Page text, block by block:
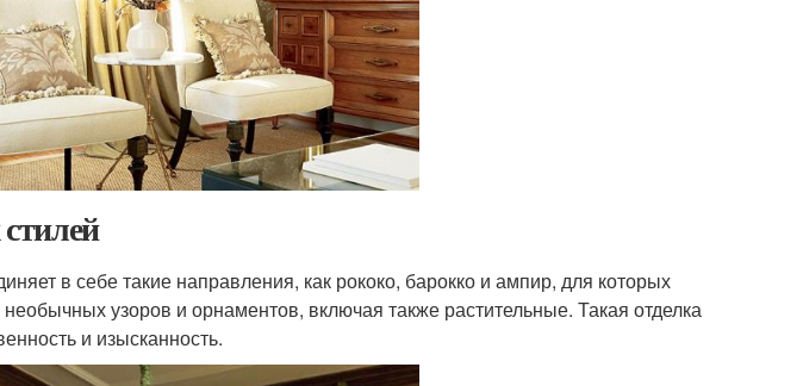
в себе такие направления, как рококо, барокко и ампир, для которых
узоров и орнаментов, включая также растительные. Такая отделка
и изысканность.